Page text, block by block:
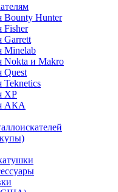
Bounty Hunter
Fisher
Garrett
Minelab
Nokta и Makro
Quest
Teknetics
XP
АКА